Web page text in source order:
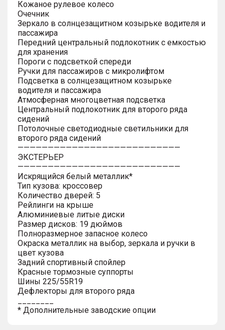
Кожаное рулевое колесо
Очечник
Зеркало в солнцезащитном козырьке водителя и
пассажира
Передний центральный подлокотник с емкостью
для хранения
Пороги с подсветкой спереди
Ручки для пассажиров с микролифтом
Подсветка в солнцезащитном козырьке
водителя и пассажира
Атмосферная многоцветная подсветка
Центральный подлокотник для второго ряда
сидений
Потолочные светодиодные светильники для
второго ряда сидений
———————————————————————————
ЭКСТЕРЬЕР
———————————————————————————
Искрящийся белый металлик*
Тип кузова: кроссовер
Количество дверей: 5
Рейлинги на крыше
Алюминиевые литые диски
Размер дисков: 19 дюймов
Полноразмерное запасное колесо
Окраска металлик на выбор, зеркала и ручки в
цвет кузова
Задний спортивный спойлер
Красные тормозные суппорты
Шины 225/55R19
Дефлекторы для второго ряда
* Дополнительные заводские опции